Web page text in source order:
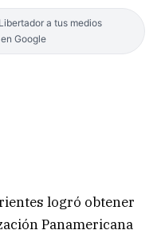
a tus medios
Google
logró obtener
Panamericana